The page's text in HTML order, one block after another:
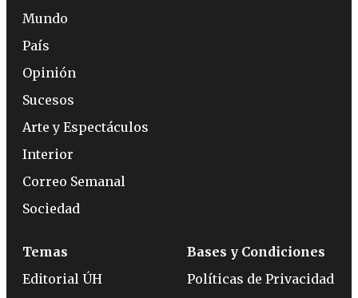
Mundo
País
Opinión
Sucesos
Arte y Espectáculos
Interior
Correo Semanal
Sociedad
Temas
Editorial ÚH
Bases y Condiciones
Políticas de Privacidad